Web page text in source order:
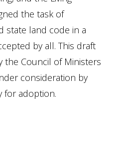
the task of
state land code in a
by all. This draft
the Council of Ministers
consideration by
for adoption.